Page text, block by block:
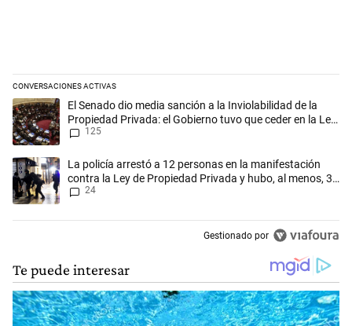
CONVERSACIONES ACTIVAS
Este listado muestra los artículos con más comentarios en los
Un artículo de tendencia con el título "El Senado dio media sanción a
El Senado dio media sanción a la Inviolabilidad de la
Propiedad Privada: el Gobierno tuvo que ceder en la Ley
del Manejo del Fuego
125
Un artículo de tendencia con el título "La policía arrestó a 12
La policía arrestó a 12 personas en la manifestación
contra la Ley de Propiedad Privada y hubo, al menos, 3
agentes heridos
24
Gestionado por